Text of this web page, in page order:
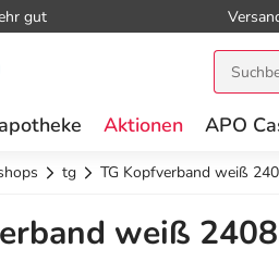
gut
Aktionen APO
tg TG Kopfverband weiß
weiß